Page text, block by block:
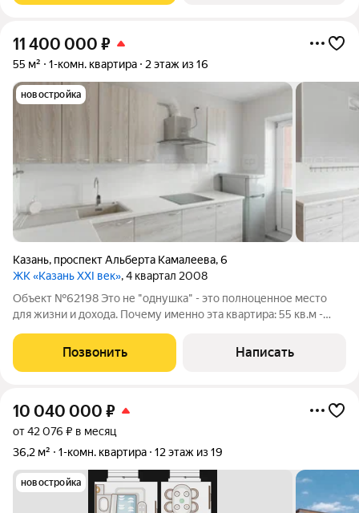
11 400 000 ₽
55 м² 1-комн. квартира 2 этаж из 16
новостройка
Казань, проспект Альберта Камалеева,6
ЖК «Казань XXI век», 4 квартал 2008
Объект №62198 Это не "однушка" - это полноценное место
для жизни и дохода. Почему именно эта квартира: 55 кв.м -
баланс не первый и не на высоте. Кирпичный дом Планировка,
которую можно:
Позвонить Написать
10 040 000 ₽
от 42 076 ₽ в месяц
36,2 м²
1-комн. квартира 12 этаж из 19
новостройка